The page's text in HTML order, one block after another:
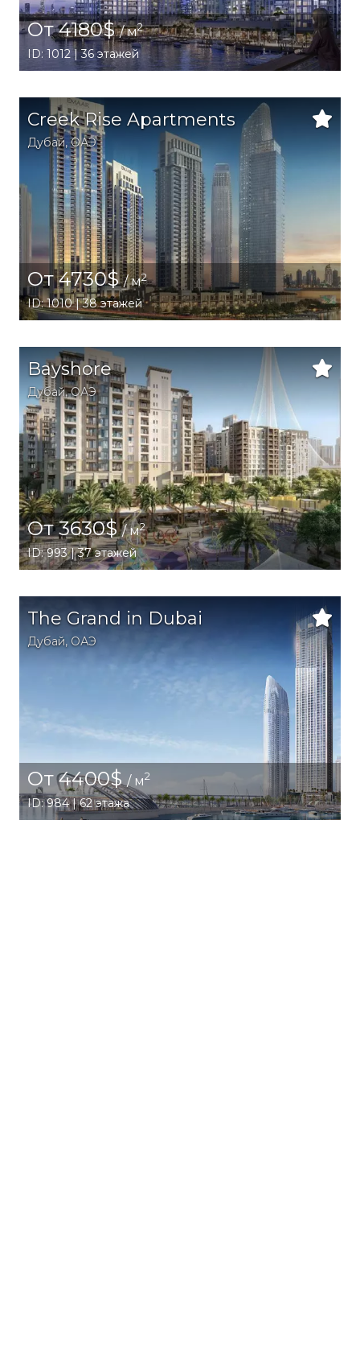
От 4180$/ м2
ID: 1012 | 36 этажей
Creek Rise Apartments
Дубай,ОАЭ
От 4730$/ м2
ID: 1010 | 38 этажей
Bayshore
Дубай,ОАЭ
От 3630$/ м2
ID: 993 | 37 этажей
The Grand in Dubai
Дубай, ОАЭ
От 4400$/ м2
ID: 984 | 62 этажа